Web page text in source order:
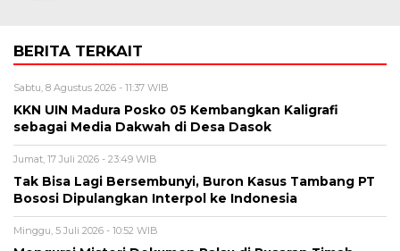
BERITA TERKAIT
Sabtu, 8 Agustus 2026 - 11:37 WIB
KKN UIN Madura Posko 05 Kembangkan Kaligrafi
sebagai Media Dakwah di Desa Dasok
Jumat, 17 Juli 2026 - 23:49 WIB
Tak Bisa Lagi Bersembunyi, Buron Kasus Tambang PT
Bososi Dipulangkan Interpol ke Indonesia
Minggu, 5 Juli 2026 - 10:52 WIB